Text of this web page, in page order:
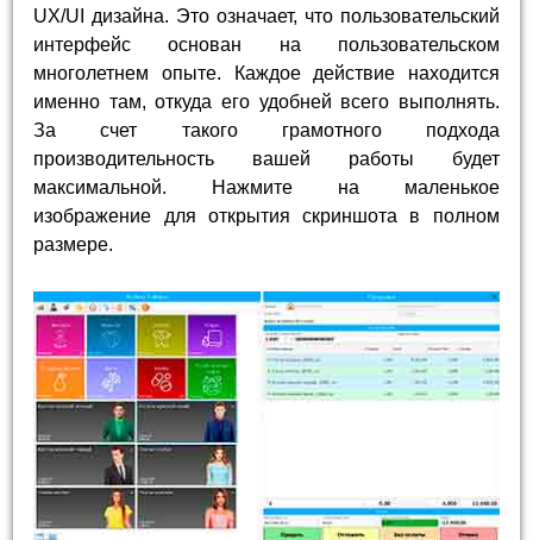
UX/UI дизайна. Это означает, что пользовательский
интерфейс основан на пользовательском
многолетнем опыте. Каждое действие находится
именно там, откуда его удобней всего выполнять.
За счет такого грамотного подхода
производительность вашей работы будет
максимальной. Нажмите на маленькое
изображение для открытия скриншота в полном
размере.